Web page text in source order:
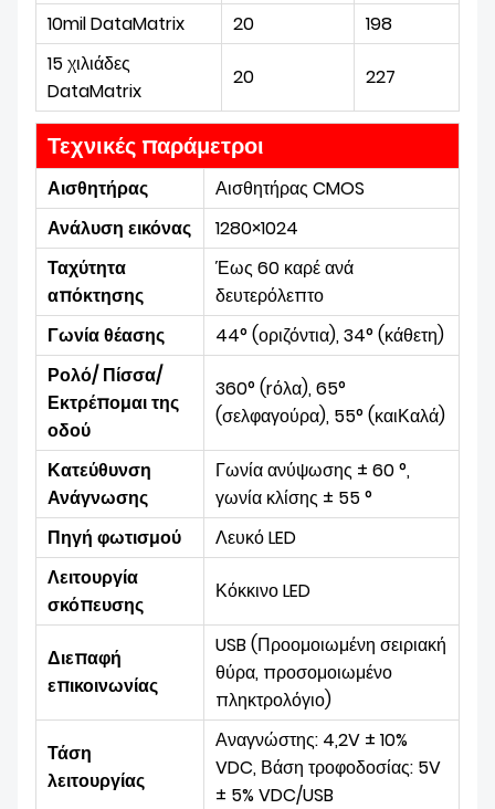
10mil DataMatrix 20
198
15 χιλιάδες
DataMatrix
20 227
Τεχνικές παράμετροι
Αισθητήρας
Αισθητήρας CMOS
Ανάλυση εικόνας
1280×1024
Ταχύτητα
απόκτησης
Έως 60 καρέ ανά
δευτερόλεπτο
Γωνία θέασης
44° (οριζόντια), 34° (κάθετη)
Ρολό/ Πίσσα/
Εκτρέπομαι της
οδού
360° (rόλα),65°
(σελφαγούρα), 55° (καιΚαλά)
Κατεύθυνση
Ανάγνωσης
Γωνία ανύψωσης ± 60 °,
γωνία κλίσης ± 55 °
Πηγή φωτισμού
Λευκό LED
Λειτουργία
σκόπευσης
Κόκκινο LED
Διεπαφή
επικοινωνίας
USB (Προομοιωμένη σειριακή
θύρα, προσομοιωμένο
πληκτρολόγιο)
Τάση
λειτουργίας
Αναγνώστης: 4,2V ± 10%
VDC, Βάση τροφοδοσίας: 5V
± 5% VDC/USB